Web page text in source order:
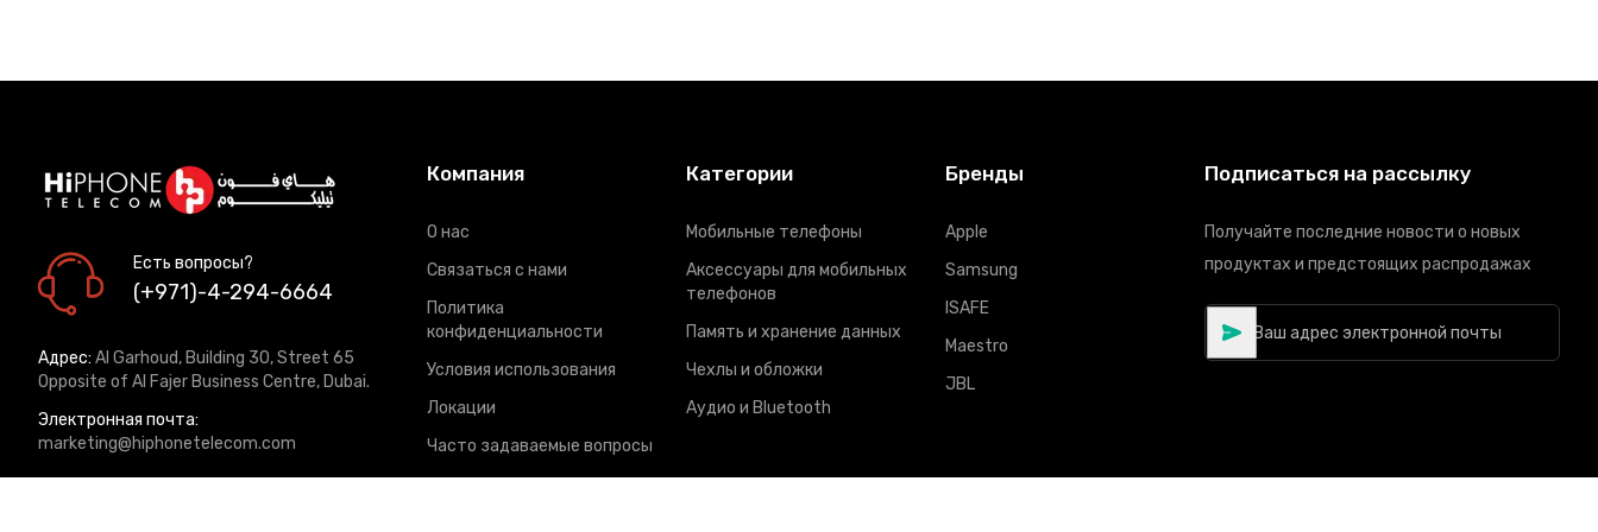
Есть вопросы?
(+971)-4-294-6664
Адрес: Al Garhoud, Building 30, Street 65
Opposite of Al Fajer Business Centre, Dubai.
Электронная почта:
marketing@hiphonetelecom.com
Компания
О нас
Связаться с нами
Политика
конфиденциальности
Условия использования
Локации
Часто задаваемые вопросы
Категории
Мобильные телефоны
Аксессуары для мобильных
телефонов
Память и хранение данных
Чехлы и обложки
Аудио и Bluetooth
Бренды
Apple
Samsung
ISAFE
Maestro
JBL
Подписаться на рассылку
Получайте последние новости о новых
продуктах и предстоящих распродажах